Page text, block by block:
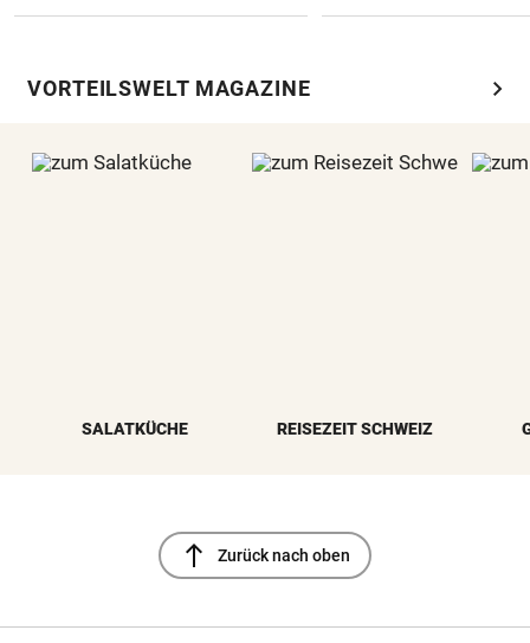
VORTEILSWELT MAGAZINE chevron_right
SALATKÜCHE REISEZEIT SCHWEIZ
north Zurück nach oben